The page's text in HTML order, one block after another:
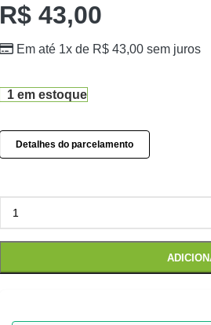
R$43,00
Em até 1x de R$43,00sem juros
1 em estoque
Detalhes do parcelamento